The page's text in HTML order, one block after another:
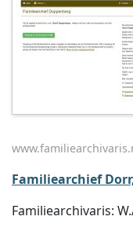
Familiearchief
Familiearchivaris: